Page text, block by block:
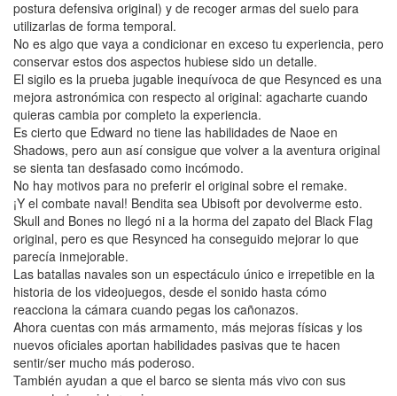
postura defensiva original) y de recoger armas del suelo para
utilizarlas de forma temporal.
No es algo que vaya a condicionar en exceso tu experiencia, pero
conservar estos dos aspectos hubiese sido un detalle.
El sigilo es la prueba jugable inequívoca de que Resynced es una
mejora astronómica con respecto al original: agacharte cuando
quieras cambia por completo la experiencia.
Es cierto que Edward no tiene las habilidades de Naoe en
Shadows, pero aun así consigue que volver a la aventura original
se sienta tan desfasado como incómodo.
No hay motivos para no preferir el original sobre el remake.
¡Y el combate naval! Bendita sea Ubisoft por devolverme esto.
Skull and Bones no llegó ni a la horma del zapato del Black Flag
original, pero es que Resynced ha conseguido mejorar lo que
parecía inmejorable.
Las batallas navales son un espectáculo único e irrepetible en la
historia de los videojuegos, desde el sonido hasta cómo
reacciona la cámara cuando pegas los cañonazos.
Ahora cuentas con más armamento, más mejoras físicas y los
nuevos oficiales aportan habilidades pasivas que te hacen
sentir/ser mucho más poderoso.
También ayudan a que el barco se sienta más vivo con sus